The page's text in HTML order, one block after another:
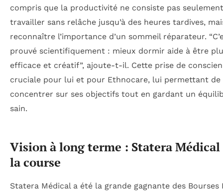
compris que la productivité ne consiste pas
travailler sans relâche jusqu’à des heures tardives,
reconnaître l’importance d’un sommeil réparateur.
prouvé scientifiquement : mieux dormir aide à être
efficace et créatif”, ajoute-t-il. Cette prise de
cruciale pour lui et pour Ethnocare, lui permettant de
concentrer sur ses objectifs tout en gardant un
sain.
Vision à long terme : Statera Médical
la course
Statera Médical a été la grande gagnante des Bourses